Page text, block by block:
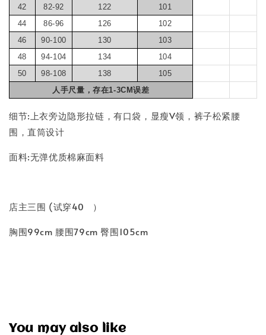
42
82-92 122
101
44
86-96 126
102
46
90-100 130
103
48
94-104 134
104
50
98-108 138
105
人手尺量，存在1-3CM误差
细节:上衣旁边隐形拉链，有口袋，显瘦V领，裤子松紧腰
围，直筒设计
面料:无弹优质棉麻面料
店主三围 (试穿40 ）
胸围99cm 腰围79cm 臀围105cm
You may also like